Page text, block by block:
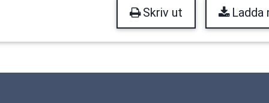
Skriv ut Ladda